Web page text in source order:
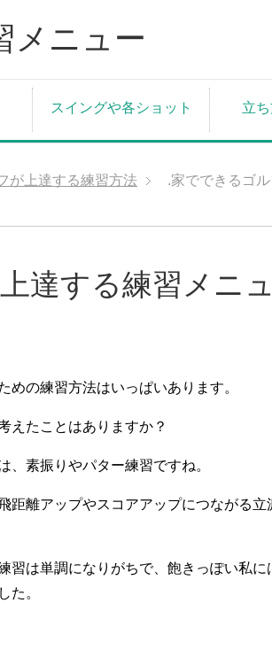
スイングや各ショット 立
が上達する練習方法 .家でできるゴ
達する練習メニ
の練習方法はいっぱいあります。
えたことはありますか？
素振りやパター練習ですね。
距離アップやスコアアップにつながる立
習は単調になりがちで、飽きっぽい私に
た。